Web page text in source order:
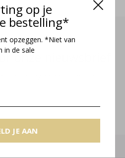
op je
bestelling*
opzeggen. *Niet van
in de sale
JE AAN
onze nieuwsbrief
MELD JE AAN